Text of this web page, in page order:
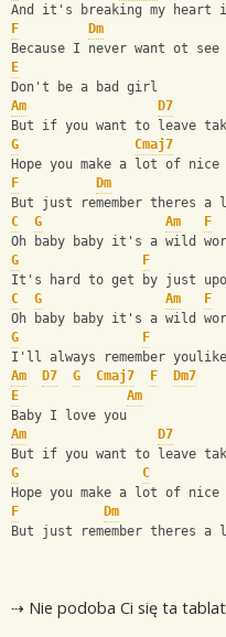
And it's breaking my heart
F
Dm
Because I never want ot
E
Don't be a bad girl
Am
D7
But if you want to leave
G
Cmaj7
Hope you make a lot of
F
Dm
But just remember theres
C
G Am
F
Oh baby baby it's a wild
G
F
It's hard to get by just
C
G Am
F
Oh baby baby it's a wild
G
F
I'll always remember
Am
D7 G Cmaj7 F
Dm7
E
Am
Baby I love you
Am
D7
But if you want to leave
G
C
Hope you make a lot of
F
Dm
But just remember theres
⇢ Nie podoba Ci się ta